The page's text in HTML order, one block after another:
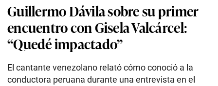
Guillermo Dávila sobre su primer
encuentro con Gisela Valcárcel:
“Quedé impactado”
El cantante venezolano relató cómo conoció a la
conductora peruana durante una entrevista en el